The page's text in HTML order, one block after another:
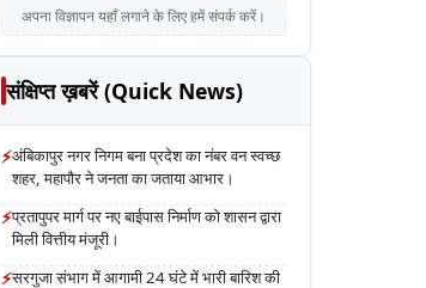
अपना विज्ञापन यहाँ लगाने के लिए हमें संपर्क करें।
संक्षिप्त ख़बरें (Quick News)
⚡अंबिकापुर नगर निगम बना प्रदेश का नंबर वन स्वच्छ
शहर, महापौर ने जनता का जताया आभार।
⚡प्रतापुपर मार्ग पर नए बाईपास निर्माण को शासन द्वारा
मिली वित्तीय मंजूरी।
⚡सरगुजा संभाग में आगामी 24 घंटे में भारी बारिश की